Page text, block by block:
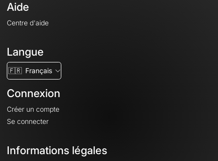
Aide
Centre d'aide
Langue
🇫🇷 Français
Connexion
Créer un compte
Se connecter
Informations légales